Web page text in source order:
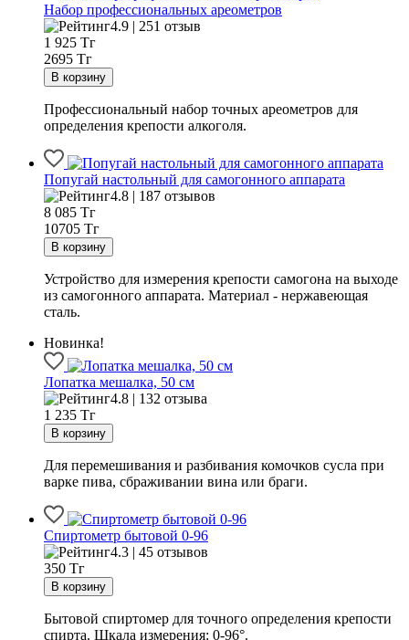
Набор профессиональных ареометров
4.9 | 251 отзыв
1 925 Тг
2695 Тг
Профессиональный набор точных ареометров для
определения крепости алкоголя.
Попугай настольный для самогонного аппарата
4.8 | 187 отзывов
8 085 Тг
10705 Тг
Устройство для измерения крепости самогона на выходе
из самогонного аппарата. Материал - нержавеющая
сталь.
Новинка!
Лопатка мешалка, 50 см
4.8 | 132 отзыва
1 235 Тг
Для перемешивания и разбивания комочков сусла при
варке пива, сбраживании вина или браги.
Спиртометр бытовой 0-96
4.3 | 45 отзывов
350 Тг
Бытовой спиртомер для точного определения крепости
спирта. Шкала измерения: 0-96°.